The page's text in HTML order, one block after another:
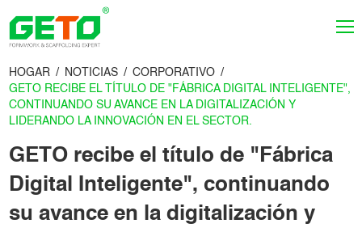
HOGAR NOTICIAS
CORPORATIVO
GETO RECIBE EL TÍTULO DE "FÁBRICA DIGITAL INTELIGENTE",
CONTINUANDO SU AVANCE EN LA DIGITALIZACIÓN Y
LIDERANDO LA INNOVACIÓN EN EL SECTOR.
GETO recibe el título de "Fábrica
Digital Inteligente", continuando
su avance en la digitalización y